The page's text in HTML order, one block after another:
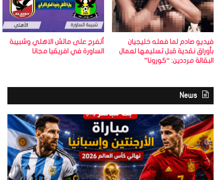
فيديو صادم لما فعله خليجيان
بأوراق نقدية قبل تسليمها لعمال
البقالة مرددين: “كورونا”
أتفرج على ماتش الاهلي وشبيبة
الساورة في افريقيا مجانا
News